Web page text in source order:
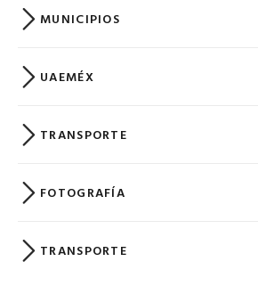
MUNICIPIOS
UAEMÉX
TRANSPORTE
FOTOGRAFÍA
TRANSPORTE